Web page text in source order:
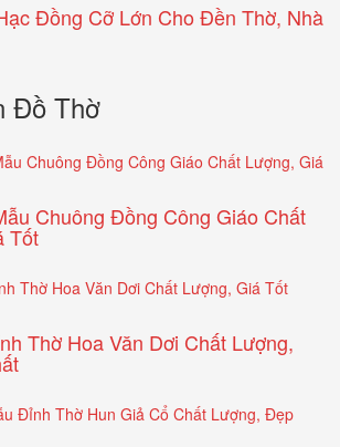
Đồng Cỡ Lớn Cho Đền Thờ, Nhà
Đồ Thờ
Chuông Đồng Công Giáo Chất
Tốt
Thờ Hoa Văn Dơi Chất Lượng,